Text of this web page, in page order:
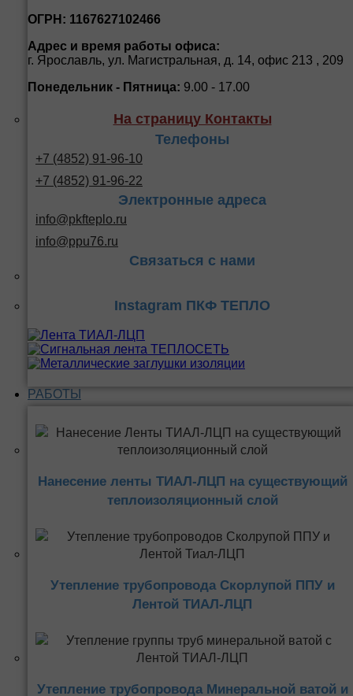
ОГРН: 1167627102466
Адрес и время работы офиса:
г. Ярославль, ул. Магистральная, д. 14, офис 213 , 209
Понедельник - Пятница: 9.00 - 17.00
На страницу Контакты
Телефоны
+7 (4852) 91-96-10
+7 (4852) 91-96-22
Электронные адреса
info@pkfteplo.ru
info@ppu76.ru
Связаться с нами
Instagram ПКФ ТЕПЛО
РАБОТЫ
Нанесение ленты ТИАЛ-ЛЦП на существующий
теплоизоляционный слой
Утепление трубопровода Скорлупой ППУ и
Лентой ТИАЛ-ЛЦП
Утепление трубопровода Минеральной ватой и